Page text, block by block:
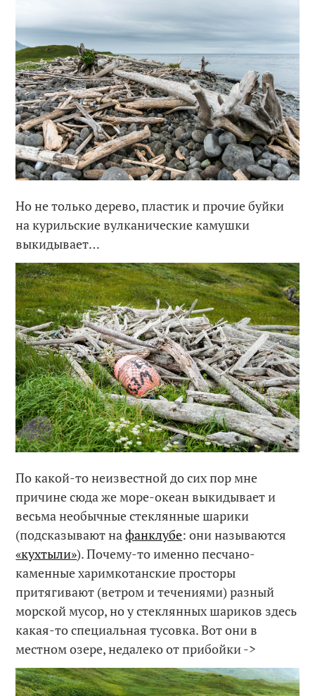
Но не только дерево, пластик и прочие буйки
на курильские вулканические камушки
выкидывает…
По какой-то неизвестной до сих пор мне
причине сюда же море-океан выкидывает и
весьма необычные стеклянные шарики
(подсказывают нафанклубе: они называются
«кухтыли»). Почему-то именно песчано-
каменные харимкотанские просторы
притягивают (ветром и течениями) разный
морской мусор, но у стеклянных шариков здесь
какая-то специальная тусовка. Вот они в
местном озере, недалеко от прибойки ->